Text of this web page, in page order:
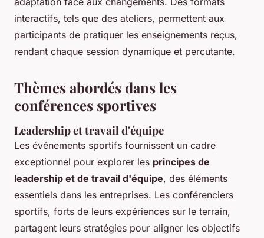
interactifs, tels que des ateliers, permettent aux
participants de pratiquer les enseignements reçus,
rendant chaque session dynamique et percutante.
Thèmes abordés dans les
conférences sportives
Leadership et travail d'équipe
Les événements sportifs fournissent un cadre
exceptionnel pour explorer les principes de
leadership et de travail d'équipe, des éléments
essentiels dans les entreprises. Les conférenciers
sportifs, forts de leurs expériences sur le terrain,
partagent leurs stratégies pour aligner les objectifs